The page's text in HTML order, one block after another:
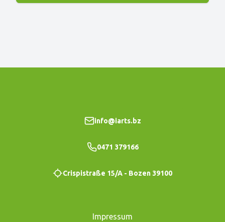
info@iarts.bz
0471 379166
Crispistraße 15/A - Bozen 39100
Impressum